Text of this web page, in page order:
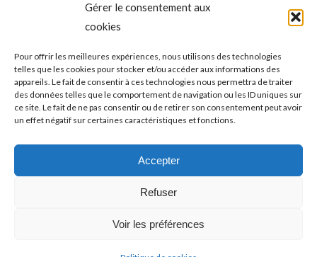
Gérer le consentement aux
cookies
Pour offrir les meilleures expériences, nous utilisons des technologies
telles que les cookies pour stocker et/ou accéder aux informations des
appareils. Le fait de consentir à ces technologies nous permettra de traiter
des données telles que le comportement de navigation ou les ID uniques sur
ce site. Le fait de ne pas consentir ou de retirer son consentement peut avoir
un effet négatif sur certaines caractéristiques et fonctions.
Accepter
Refuser
Voir les préférences
NAVIGATION
DE
COMMENTAIRE
ONGLET PRÉCÉDENT
Onglet
précédent
TENNIS de TABLE (chpts par équipes – J6) :
pas le meilleur week-end qui soit pour
Fréjus
Onglet
Un dimanche particulièrement sportif pour le
TÉLÉTHON #2022